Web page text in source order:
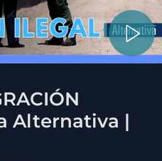
Alternativa |